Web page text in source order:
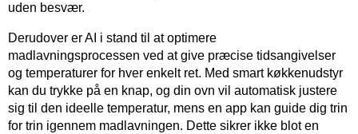
uden besvær.
Derudover er AI i stand til at optimere
madlavningsprocessen ved at give præcise tidsangivelser
og temperaturer for hver enkelt ret. Med smart køkkenudstyr
kan du trykke på en knap, og din ovn vil automatisk justere
sig til den ideelle temperatur, mens en app kan guide dig trin
for trin igennem madlavningen. Dette sikrer ikke blot en